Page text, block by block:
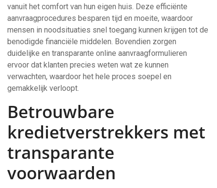
vanuit het comfort van hun eigen huis. Deze efficiënte
aanvraagprocedures besparen tijd en moeite, waardoor
mensen in noodsituaties snel toegang kunnen krijgen tot de
benodigde financiële middelen. Bovendien zorgen
duidelijke en transparante online aanvraagformulieren
ervoor dat klanten precies weten wat ze kunnen
verwachten, waardoor het hele proces soepel en
gemakkelijk verloopt.
Betrouwbare
kredietverstrekkers met
transparante
voorwaarden